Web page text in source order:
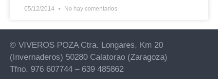
05/12/2014 No hay comentarios
© VIVEROS POZA Ctra. Longares, Km 20
(Invernaderos) 50280 Calatorao (Zaragoza)
Tfno. 976 607744 – 639 485862